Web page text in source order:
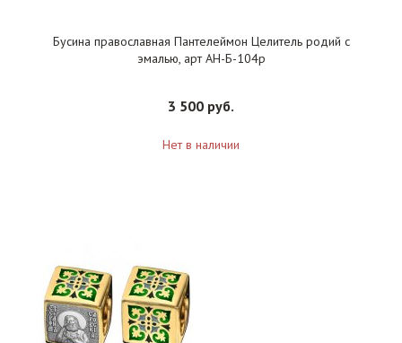
Бусина православная Пантелеймон Целитель родий с
эмалью, арт АН-Б-104р
3 500 руб.
Нет в наличии